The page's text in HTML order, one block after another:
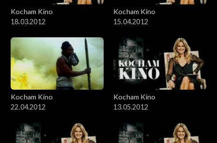
Kocham Kino
18.03.2012
Kocham Kino
15.04.2012
Kocham Kino
22.04.2012
Kocham Kino
13.05.2012